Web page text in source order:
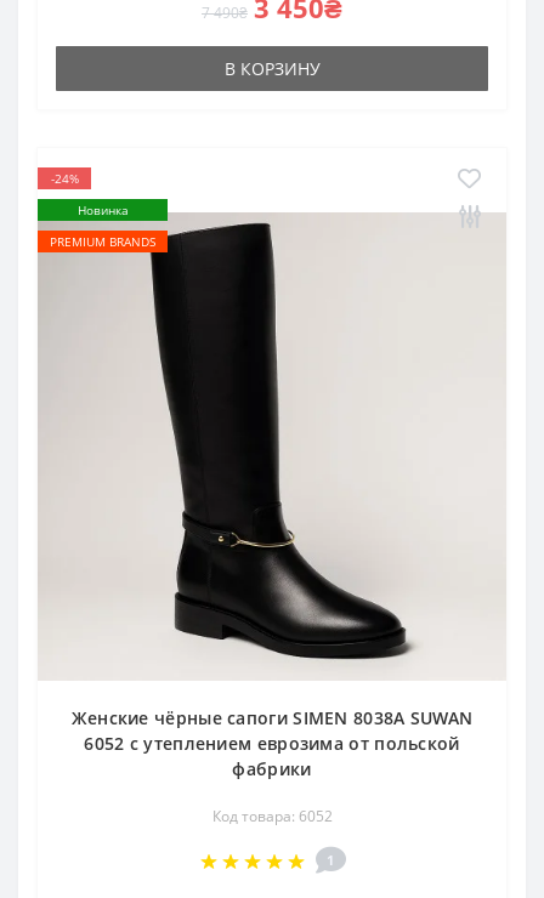
7 490₴ 3 450₴
В КОРЗИНУ
-24%
Новинка
PREMIUM BRANDS
Женские чёрные сапоги SIMEN 8038A SUWAN
6052 с утеплением еврозима от польской
фабрики
Код товара: 6052
1